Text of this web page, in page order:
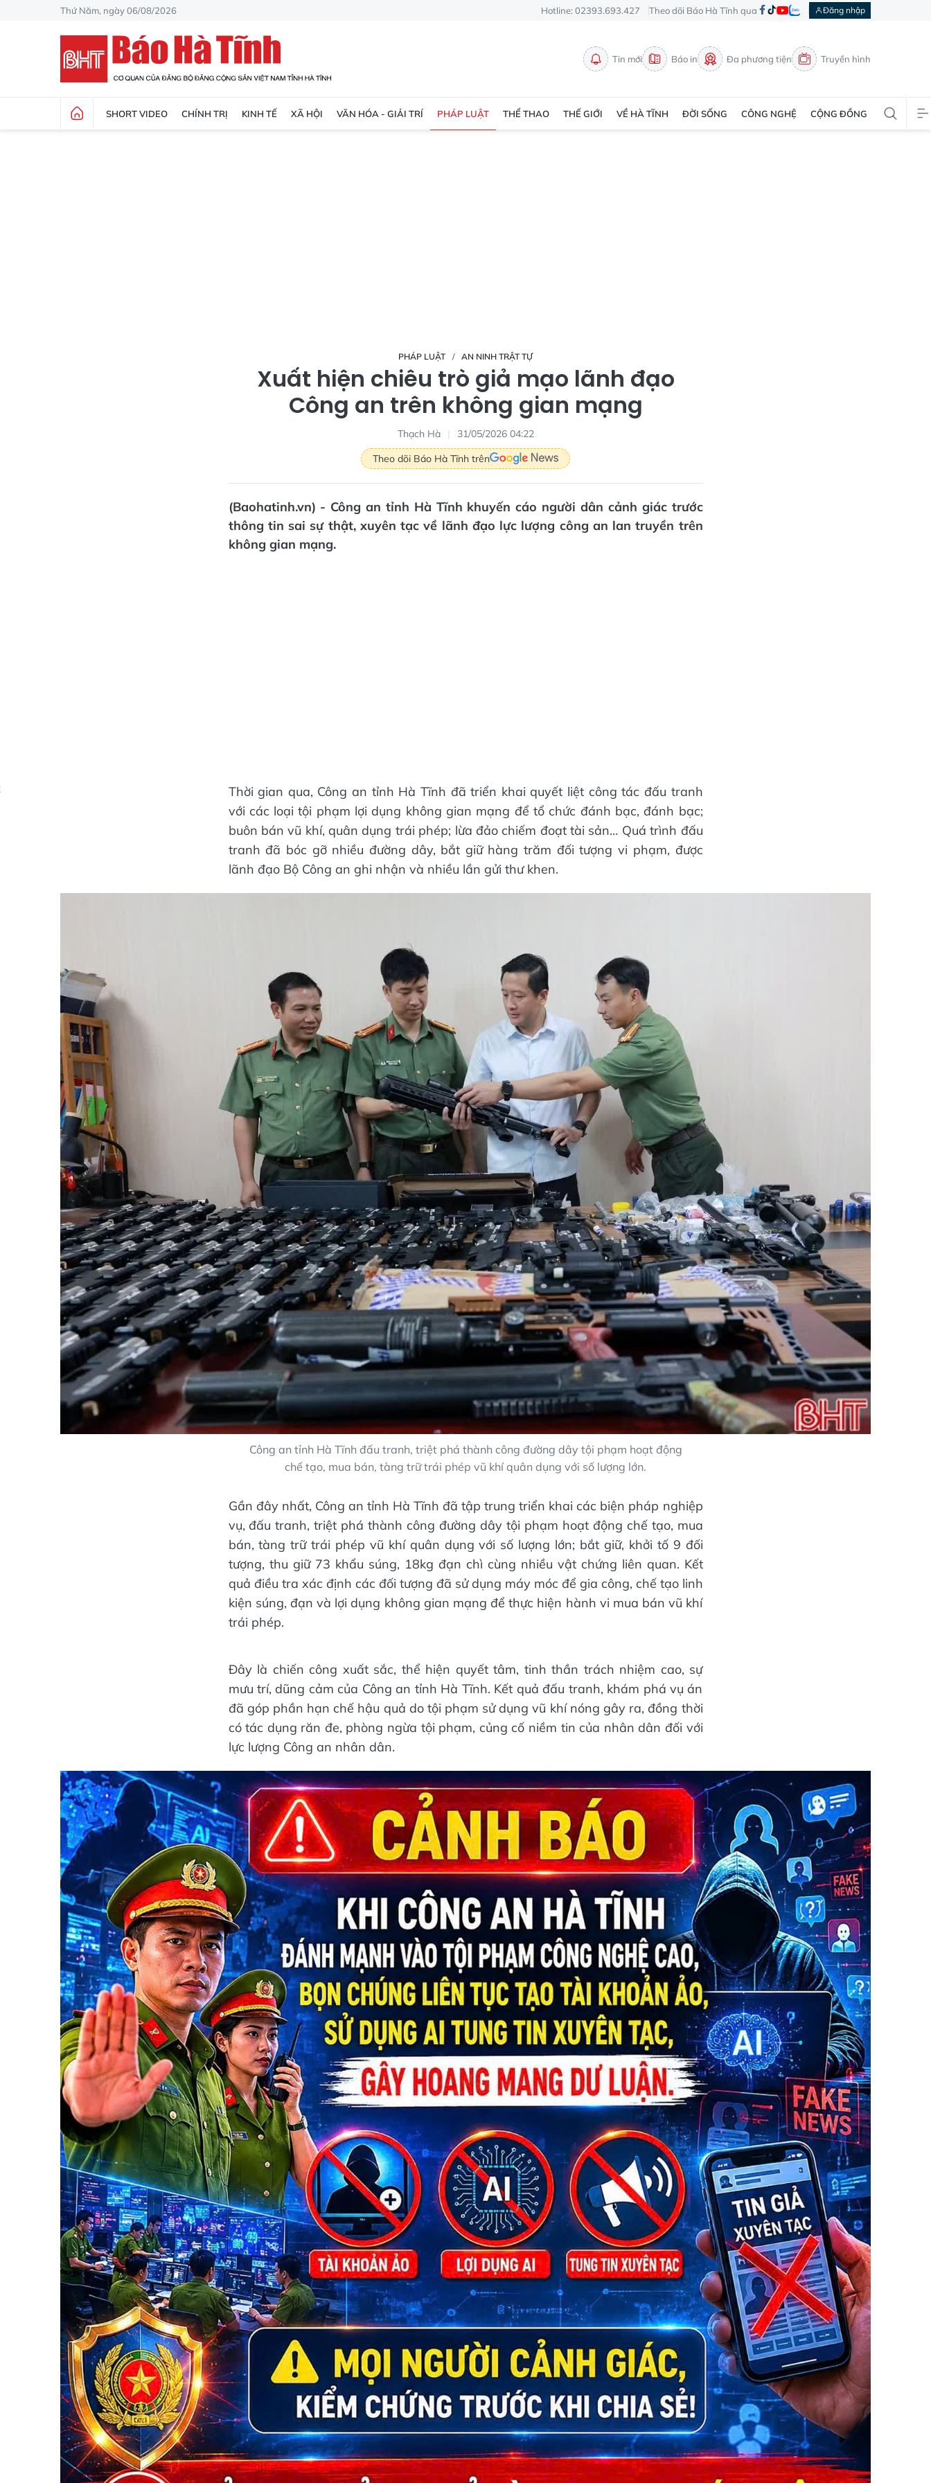
Thứ Năm, ngày 06/08/2026 Hotline: 02393.693.427 Theo dõi Báo Hà Tĩnh qua Đăng nhập
Tin mới Báo in Đa phương tiện Truyền hình
SHORT VIDEO CHÍNH TRỊ KINH TẾ XÃ HỘI VĂN HÓA - GIẢI TRÍ PHÁP LUẬT THỂ THAO THẾ GIỚI VỀ HÀ TĨNH ĐỜI SỐNG CÔNG NGHỆ CỘNG ĐỒNG
PHÁP LUẬT AN NINH TRẬT TỰ
Xuất hiện chiêu trò giả mạo lãnh đạo
Công an trên không gian mạng
Thạch Hà
31/05/2026 04:22
Theo dõi Báo Hà Tĩnh trên
(Baohatinh.vn) - Công an tỉnh Hà Tĩnh khuyến cáo người dân cảnh giác trước
thông tin sai sự thật, xuyên tạc về lãnh đạo lực lượng công an lan truyền trên
không gian mạng.
Thời gian qua, Công an tỉnh Hà Tĩnh đã triển khai quyết liệt công tác đấu tranh
với các loại tội phạm lợi dụng không gian mạng để tổ chức đánh bạc, đánh bạc;
buôn bán vũ khí, quân dụng trái phép; lừa đảo chiếm đoạt tài sản… Quá trình đấu
tranh đã bóc gỡ nhiều đường dây, bắt giữ hàng trăm đối tượng vi phạm, được
lãnh đạo Bộ Công an ghi nhận và nhiều lần gửi thư khen.
Công an tỉnh Hà Tĩnh đấu tranh, triệt phá thành công đường dây tội phạm hoạt động
chế tạo, mua bán, tàng trữ trái phép vũ khí quân dụng với số lượng lớn.
Gần đây nhất, Công an tỉnh Hà Tĩnh đã tập trung triển khai các biện pháp nghiệp
vụ, đấu tranh, triệt phá thành công đường dây tội phạm hoạt động chế tạo, mua
bán, tàng trữ trái phép vũ khí quân dụng với số lượng lớn; bắt giữ, khởi tố 9 đối
tượng, thu giữ 73 khẩu súng, 18kg đạn chì cùng nhiều vật chứng liên quan. Kết
quả điều tra xác định các đối tượng đã sử dụng máy móc để gia công, chế tạo linh
kiện súng, đạn và lợi dụng không gian mạng để thực hiện hành vi mua bán vũ khí
trái phép.
Đây là chiến công xuất sắc, thể hiện quyết tâm, tinh thần trách nhiệm cao, sự
mưu trí, dũng cảm của Công an tỉnh Hà Tĩnh. Kết quả đấu tranh, khám phá vụ án
đã góp phần hạn chế hậu quả do tội phạm sử dụng vũ khí nóng gây ra, đồng thời
có tác dụng răn đe, phòng ngừa tội phạm, củng cố niềm tin của nhân dân đối với
lực lượng Công an nhân dân.